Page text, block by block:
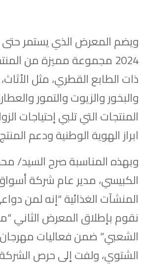
2024 مجموعة مميزة من
ذات الطابع القطري، مثل
والبخور والزيوت والتمور
المنتجات التي تلبي إحتياجات
ابراز الهوية الوطنية ودعم
وبهذه المناسبة صرح السيد/
الكبيسي، مدير عام شركة
المنشآت الغذائية “إنه لمن
نقوم بإطلاق المعرض الثاني
الشعبي” ضمن فعاليات
الشتوي، ولفت إلى حرص الشركة